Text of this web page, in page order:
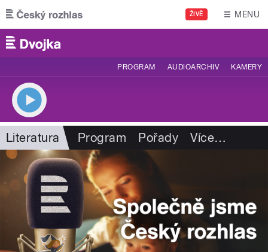
Přejít k hlavnímu obsahu
ŽIVĚ MENU
PROGRAM AUDIOARCHIV KAMERY
Literatura Program Pořady Více…